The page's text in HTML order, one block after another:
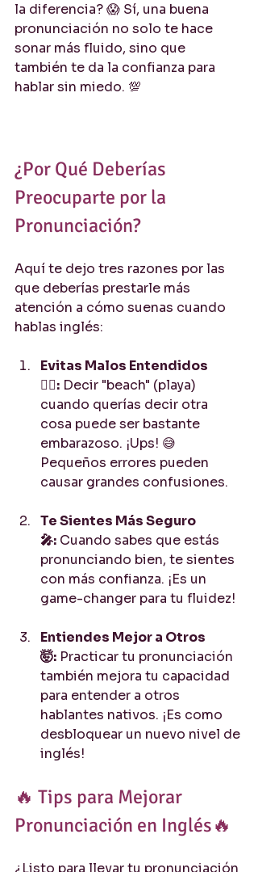
la diferencia? 😱 Sí, una buena
pronunciación no solo te hace
sonar más fluido, sino que
también te da la confianza para
hablar sin miedo. 💯
¿Por Qué Deberías
Preocuparte por la
Pronunciación?
Aquí te dejo tres razones por las
que deberías prestarle más
atención a cómo suenas cuando
hablas inglés:
Evitas Malos Entendidos
🤦‍♂️: Decir "beach" (playa)
cuando querías decir otra
cosa puede ser bastante
embarazoso. ¡Ups! 😅
Pequeños errores pueden
causar grandes confusiones.
Te Sientes Más Seguro
🎤: Cuando sabes que estás
pronunciando bien, te sientes
con más confianza. ¡Es un
game-changer para tu fluidez!
Entiendes Mejor a Otros
🤯: Practicar tu pronunciación
también mejora tu capacidad
para entender a otros
hablantes nativos. ¡Es como
desbloquear un nuevo nivel de
inglés!
🔥 Tips para Mejorar
Pronunciación en Inglés🔥
¿Listo para llevar tu pronunciación